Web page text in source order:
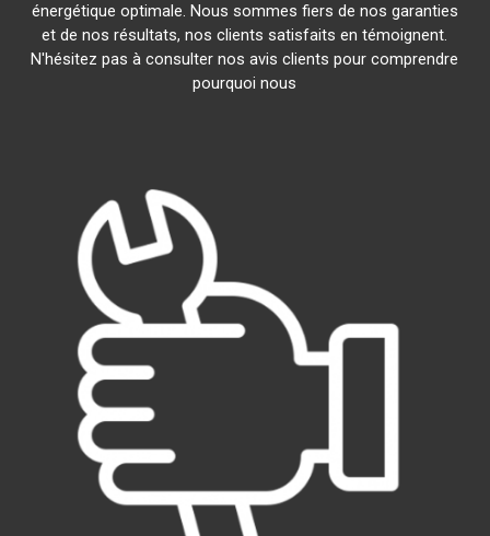
énergétique optimale. Nous sommes fiers de nos garanties
et de nos résultats, nos clients satisfaits en témoignent.
N'hésitez pas à consulter nos avis clients pour comprendre
pourquoi nous